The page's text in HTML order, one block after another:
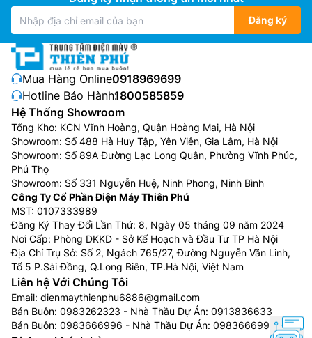
Đăng ký
Mua Hàng Online:0918969699
Hotline Bảo Hành:1800585859
Hệ Thống Showroom
Tổng Kho: KCN Vĩnh Hoàng, Quận Hoàng Mai, Hà Nội
Showroom: Số 488 Hà Huy Tập, Yên Viên, Gia Lâm, Hà Nội
Showroom: Số 89A Đường Lạc Long Quân, Phường Vĩnh Phúc,
Phú Thọ
Showroom: Số 331 Nguyễn Huệ, Ninh Phong, Ninh Bình
Công Ty Cổ Phần Điện Máy Thiên Phú
MST: 0107333989
Đăng Ký Thay Đổi Lần Thứ: 8, Ngày 05 tháng 09 năm 2024
Nơi Cấp: Phòng DKKD - Sở Kế Hoạch và Đầu Tư TP Hà Nội
Địa Chỉ Trụ Sở: Số 2, Ngách 765/27, Đường Nguyễn Văn Linh,
Tổ 5 P.Sài Đồng, Q.Long Biên, TP.Hà Nội, Việt Nam
Liên hệ Với Chúng Tôi
Email: dienmaythienphu6886@gmail.com
Bán Buôn: 0983262323 - Nhà Thầu Dự Án: 0913836633
Bán Buôn: 0983666996 - Nhà Thầu Dự Án: 0983666996